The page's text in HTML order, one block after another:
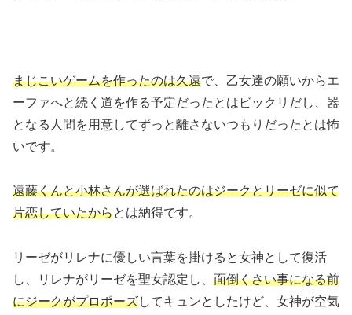
まじこいゲームを作ったのは久遠で、乙女達の願いからエ
ーファへと続く道を作る予定だったとはビックリだし、器
となる人間を用意してずっと離さないつもりだったとは怖
いです。
遠藤くんと小林さんが選ばれたのはジークとリーゼに似て
片恋していたからとは納得です。
リーゼがリレナに優しい言葉を掛けると女神として復活
し、リレナがリーゼを聖女認定し、 面倒くさい事になる前
にジークがプロポーズしてキュンとしたけど、女神が空気